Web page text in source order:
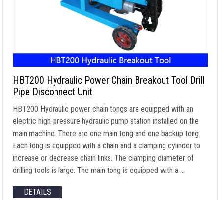
HBT200 Hydraulic Power Chain Breakout Tool Drill
Pipe Disconnect Unit
HBT200 Hydraulic power chain tongs are equipped with an
electric high-pressure hydraulic pump station installed on the
main machine. There are one main tong and one backup tong.
Each tong is equipped with a chain and a clamping cylinder to
increase or decrease chain links. The clamping diameter of
drilling tools is large. The main tong is equipped with a …
DETAILS